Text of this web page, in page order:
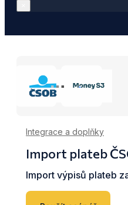
Integrace a doplňky
Import plateb
Import výpisů plateb